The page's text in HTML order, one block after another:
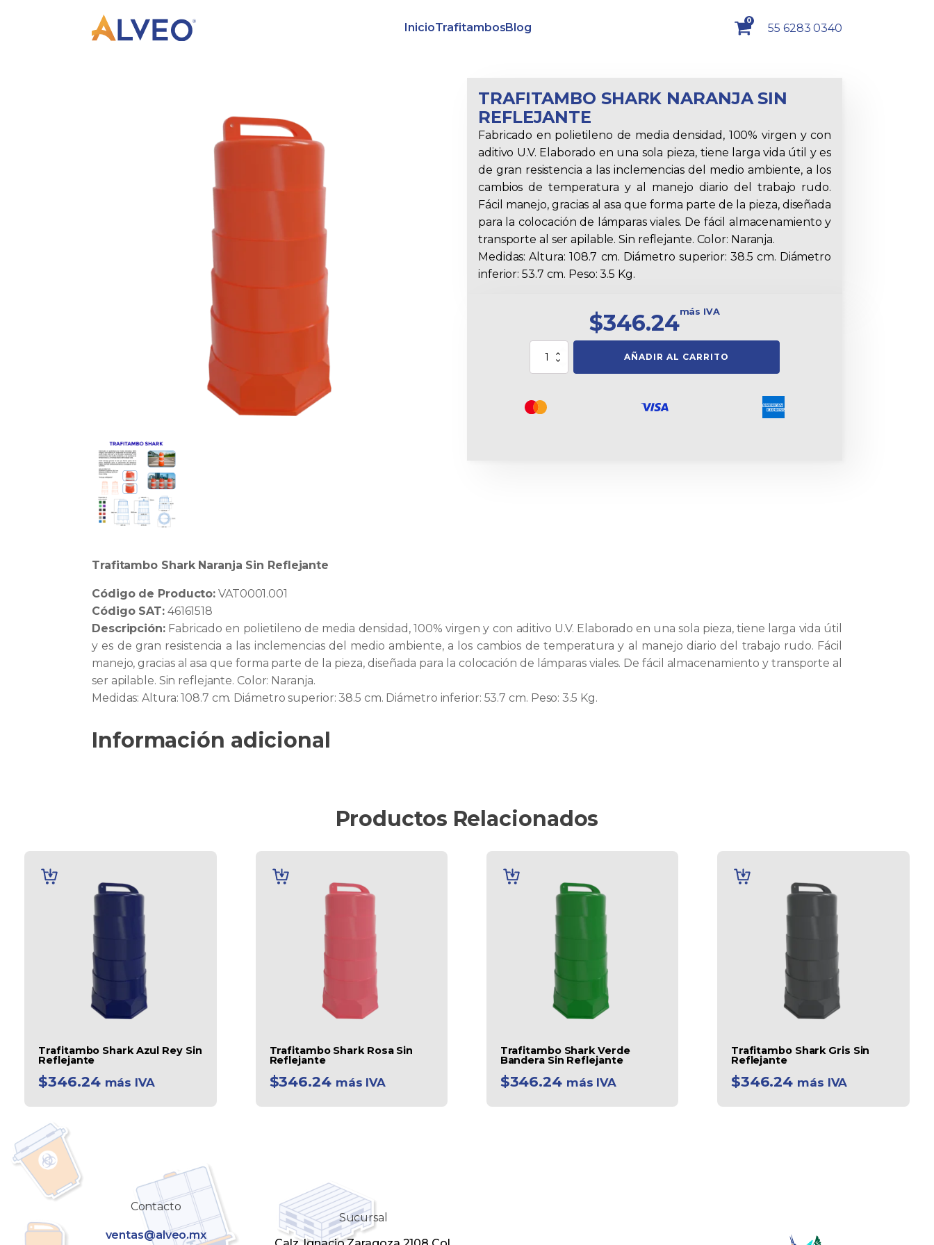
InicioTrafitambosBlog
0
55 6283 0340
TRAFITAMBO SHARK NARANJA SIN
REFLEJANTE
Fabricado en polietileno de media densidad, 100% virgen y con
aditivo U.V. Elaborado en una sola pieza, tiene larga vida útil y es
de gran resistencia a las inclemencias del medio ambiente, a los
cambios de temperatura y al manejo diario del trabajo rudo.
Fácil manejo, gracias al asa que forma parte de la pieza, diseñada
para la colocación de lámparas viales. De fácil almacenamiento y
transporte al ser apilable. Sin reflejante. Color: Naranja.
Medidas: Altura: 108.7 cm. Diámetro superior: 38.5 cm. Diámetro
inferior: 53.7 cm. Peso: 3.5 Kg.
$346.24más IVA
Trafitambo
Reflejante
AÑADIR AL CARRITO
Trafitambo Shark Naranja Sin Reflejante
Código de Producto: VAT0001.001
Código SAT:46161518
Descripción:Fabricado en polietileno de media densidad, 100% virgen y con aditivo U.V. Elaborado en una sola pieza, tiene larga vida útil
y es de gran resistencia a las inclemencias del medio ambiente, a los cambios de temperatura y al manejo diario del trabajo rudo. Fácil
manejo, gracias al asa que forma parte de la pieza, diseñada para la colocación de lámparas viales. De fácil almacenamiento y transporte al
ser apilable. Sin reflejante. Color: Naranja.
Medidas: Altura: 108.7 cm. Diámetro superior: 38.5 cm. Diámetro inferior: 53.7 cm. Peso: 3.5 Kg.
Información adicional
Productos Relacionados
Trafitambo Shark Azul Rey Sin
Reflejante
$346.24 más IVA
AÑADIR
AL
CARRITO
Trafitambo Shark Rosa Sin
Reflejante
$346.24 más IVA
AÑADIR
AL
CARRITO
Trafitambo Shark Verde
Bandera Sin Reflejante
$346.24 más IVA
AÑADIR
AL
CARRITO
Trafitambo Shark Gris Sin
Reflejante
$346.24 más IVA
AÑADIR
AL
CARRITO
Contacto
ventas@alveo.mx
Sucursal